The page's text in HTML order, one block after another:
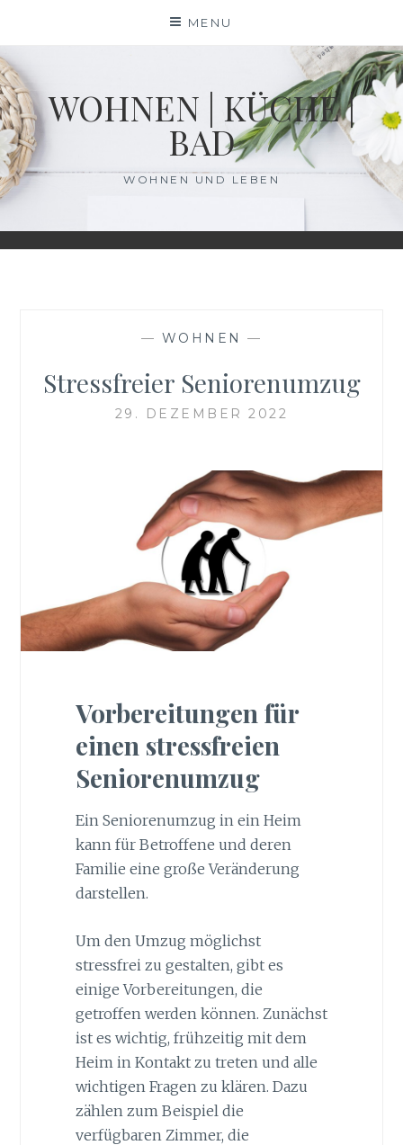
content
MENU
WOHNEN | KÜCHE |
BAD
WOHNEN UND LEBEN
— WOHNEN —
Stressfreier Seniorenumzug
29. DEZEMBER 2022
Vorbereitungen für
einen stressfreien
Seniorenumzug
Ein Seniorenumzug in ein Heim
kann für Betroffene und deren
Familie eine große Veränderung
darstellen.
Um den Umzug möglichst
stressfrei zu gestalten, gibt es
einige Vorbereitungen, die
getroffen werden können. Zunächst
ist es wichtig, frühzeitig mit dem
Heim in Kontakt zu treten und alle
wichtigen Fragen zu klären. Dazu
zählen zum Beispiel die
verfügbaren Zimmer, die